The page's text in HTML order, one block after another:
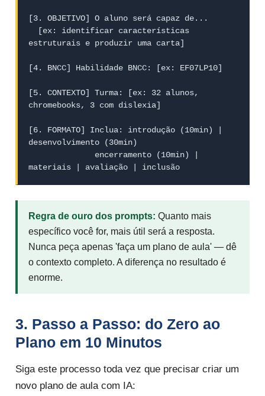
[3. OBJETIVO] O aluno será capaz de...
estruturais e produzir uma carta]
[4. BNCC] Habilidade BNCC: [ex: EF07LP10]
[5. CONTEXTO] Turma: [ex: 32 alunos,
chromebooks, 3 com dislexia]
[6. FORMATO] Inclua: introdução (10min) |
desenvolvimento (30min)
materiais | avaliação | inclusão
Regra de ouro dos prompts: Quanto mais
específico você for, mais útil será a resposta.
Nunca peça apenas 'faça um plano de aula' — dê
o contexto completo. A diferença no resultado é
enorme.
3. Passo a Passo: do Zero ao
Plano em 10 Minutos
Siga este processo toda vez que precisar criar um
novo plano de aula com IA: